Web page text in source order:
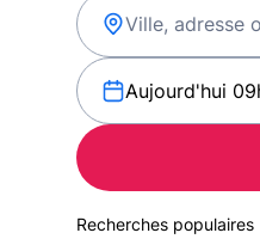
Aujourd'hui
Recherches populaires